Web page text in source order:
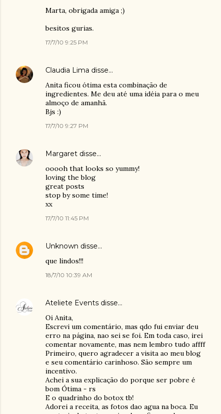
Marta, obrigada amiga ;)
besitos gurias.
17/7/10 9:25 PM
Claudia Lima disse…
Anita ficou ótima esta combinação de
ingredientes. Me deu até uma idéia para o meu
almoço de amanhã.
Bjs :)
17/7/10 9:27 PM
Margaret disse…
ooooh that looks so yummy!
loving the blog
great posts
stop by some time!
xx
17/7/10 11:45 PM
Unknown disse…
que lindos!!!
18/7/10 10:39 AM
Ateliete Events disse…
Oi Anita,
Escrevi um comentário, mas qdo fui enviar deu
erro na página, nao sei se foi. Em toda caso, irei
comentar novamente, mas nem lembro tudo affff
Primeiro, quero agradecer a visita ao meu blog
e seu comentário carinhoso. São sempre um
incentivo.
Achei a sua explicação do porque ser pobre é
bom Ótima - rs
E o quadrinho do botox tb!
Adorei a receita, as fotos dao agua na boca. Eu